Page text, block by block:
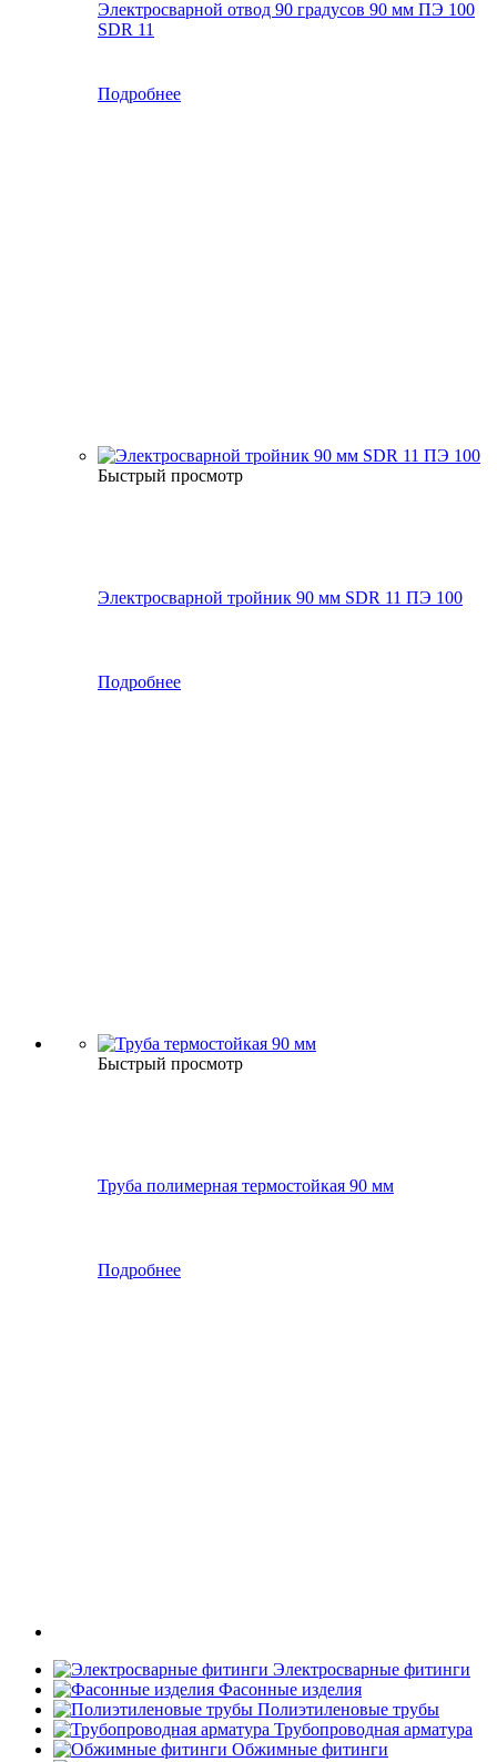
Электросварной отвод 90 градусов 90 мм ПЭ 100
SDR 11
Подробнее
Быстрый просмотр
Электросварной тройник 90 мм SDR 11 ПЭ 100
Подробнее
Быстрый просмотр
Труба полимерная термостойкая 90 мм
Подробнее
Электросварные фитинги
Фасонные изделия
Полиэтиленовые трубы
Трубопроводная арматура
Обжимные фитинги